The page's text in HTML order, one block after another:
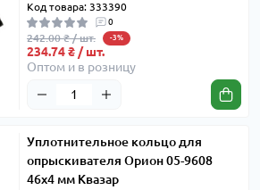
Код товара: 333390
0
242.00 ₴ / шт. -3%
234.74 ₴ / шт.
Оптом и в розницу
Уплотнительное кольцо для
опрыскивателя Орион 05-9608
46х4 мм Квазар